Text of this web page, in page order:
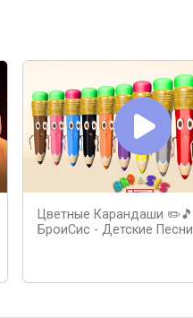
Цветные Карандаши ✏️🎵
БроиСис - Детские Песни